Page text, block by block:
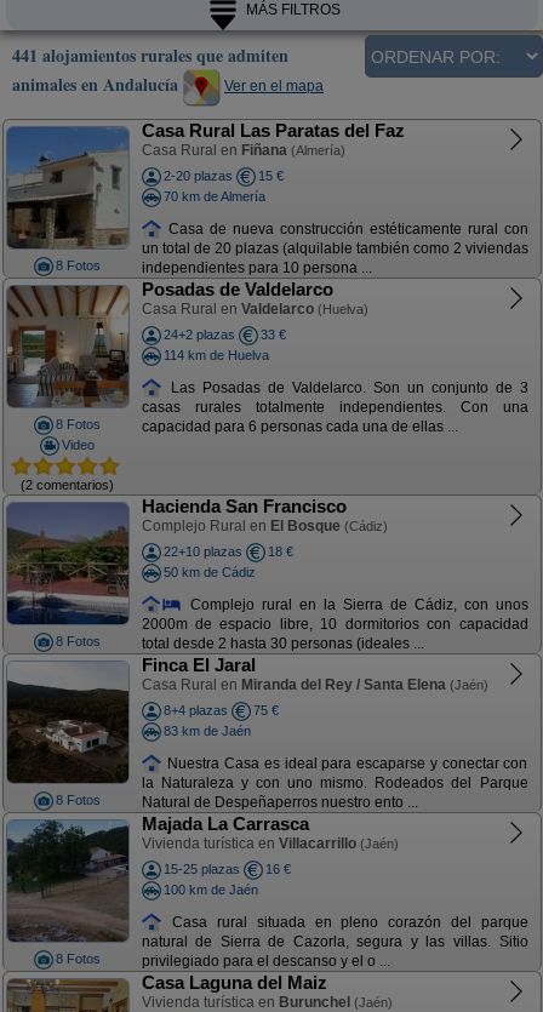
MÁS FILTROS
441 alojamientos rurales que admiten
animales en Andalucía
Ver en el mapa
8 Fotos
Casa Rural Las Paratas del Faz
Casa Rural en Fiñana (Almería)
2-20 plazas
15 €
70 km de Almería
Casa de nueva construcción estéticamente rural con
un total de 20 plazas (alquilable también como 2 viviendas
independientes para 10 persona ...
8 Fotos
Video
(2 comentarios)
Posadas de Valdelarco
Casa Rural en Valdelarco (Huelva)
24+2 plazas
33 €
114 km de Huelva
Las Posadas de Valdelarco. Son un conjunto de 3
casas rurales totalmente independientes. Con una
capacidad para 6 personas cada una de ellas ...
8 Fotos
Hacienda San Francisco
Complejo Rural en El Bosque (Cádiz)
22+10 plazas
18 €
50 km de Cádiz
Complejo rural en la Sierra de Cádiz, con unos
2000m de espacio libre, 10 dormitorios con capacidad
total desde 2 hasta 30 personas (ideales ...
8 Fotos
Finca El Jaral
Casa Rural en Miranda del Rey / Santa Elena (Jaén)
8+4 plazas
75 €
83 km de Jaén
Nuestra Casa es ideal para escaparse y conectar con
la Naturaleza y con uno mismo. Rodeados del Parque
Natural de Despeñaperros nuestro ento ...
8 Fotos
Majada La Carrasca
Vivienda turística en Villacarrillo (Jaén)
15-25 plazas
16 €
100 km de Jaén
Casa rural situada en pleno corazón del parque
natural de Sierra de Cazorla, segura y las villas. Sitio
privilegiado para el descanso y el o ...
Casa Laguna del Maiz
Vivienda turística en Burunchel (Jaén)